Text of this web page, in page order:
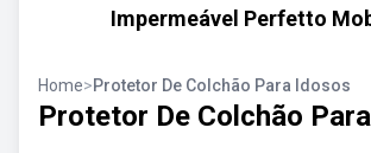
Impermeável Perfetto
Home>Protetor De Colchão Para Idosos
Protetor De Colchão